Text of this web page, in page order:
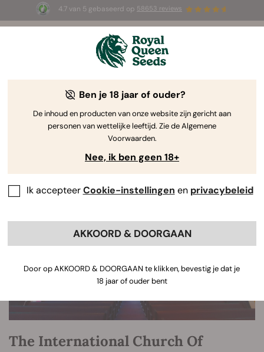
4.7 van 5 gebaseerd op 58653 reviews
☀️ Summer Sales: tot wel 50% korting
op geselecteerde producten! ⏤
The RQS Blog
Cannabis Lifestyle Blogs
The International Church Of
Ben je 18 jaar of ouder?
De inhoud en producten van onze website zijn gericht aan
personen van wettelijke leeftijd. Zie de Algemene
Voorwaarden.
Nee, ik ben geen 18+
Ik accepteerCookie-instellingen en privacybeleid
AKKOORD & DOORGAAN
Door op AKKOORD & DOORGAAN te klikken, bevestig je dat je
18 jaar of ouder bent